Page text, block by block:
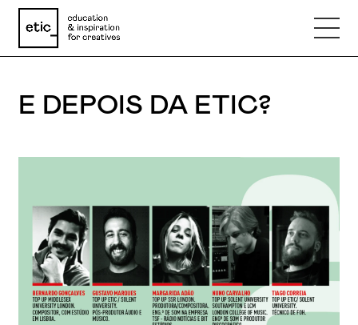
Nome
Telefone
Motivo
E DEPOIS DA ETIC?